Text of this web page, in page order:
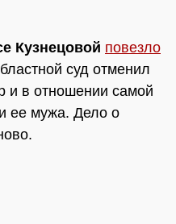
Кузнецовой повезло
суд отменил
и в отношении самой
ее мужа. Дело о